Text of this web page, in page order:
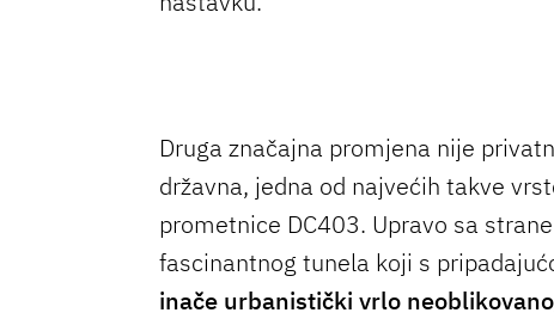
Druga značajna promjena nije
državna, jedna od najvećih takve
prometnice DC403. Upravo sa
fascinantnog tunela koji s
inače urbanistički vrlo